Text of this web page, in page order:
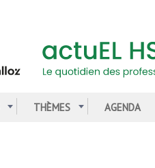
THÈMES AGENDA